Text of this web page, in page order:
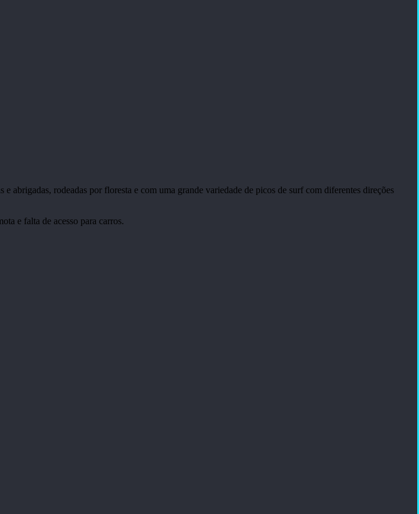
abrigadas, rodeadas por floresta e com uma grande variedade de picos de surf com diferentes direções
e falta de acesso para carros.